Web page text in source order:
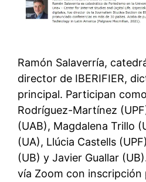
Ramón Salaverría,
director de IBERIFIER,
principal. Participan
Rodríguez-Martínez
(UAB), Magdalena Trillo
(UA), Llúcia Castells
(UB) y Javier Guallar
vía Zoom con inscripción